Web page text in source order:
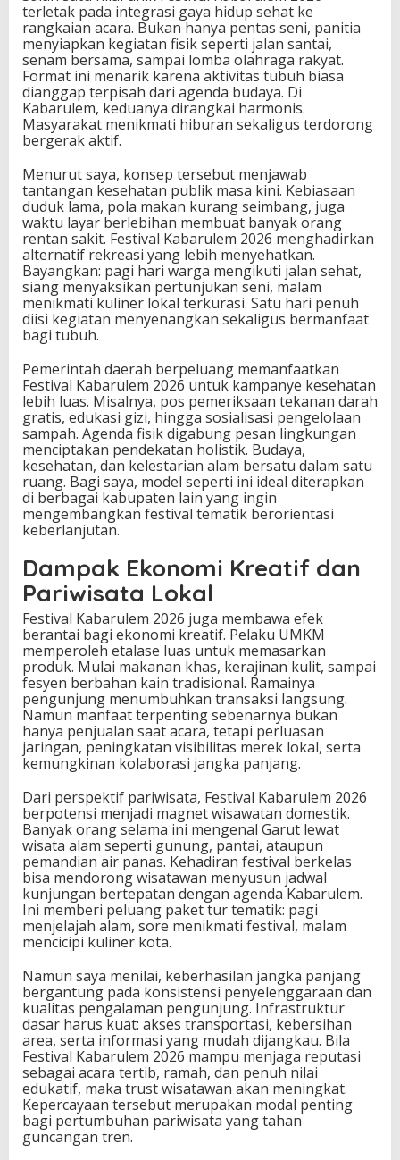
terletak pada integrasi gaya hidup sehat ke
rangkaian acara. Bukan hanya pentas seni, panitia
menyiapkan kegiatan fisik seperti jalan santai,
senam bersama, sampai lomba olahraga rakyat.
Format ini menarik karena aktivitas tubuh biasa
dianggap terpisah dari agenda budaya. Di
Kabarulem, keduanya dirangkai harmonis.
Masyarakat menikmati hiburan sekaligus terdorong
bergerak aktif.
Menurut saya, konsep tersebut menjawab
tantangan kesehatan publik masa kini. Kebiasaan
duduk lama, pola makan kurang seimbang, juga
waktu layar berlebihan membuat banyak orang
rentan sakit. Festival Kabarulem 2026 menghadirkan
alternatif rekreasi yang lebih menyehatkan.
Bayangkan: pagi hari warga mengikuti jalan sehat,
siang menyaksikan pertunjukan seni, malam
menikmati kuliner lokal terkurasi. Satu hari penuh
diisi kegiatan menyenangkan sekaligus bermanfaat
bagi tubuh.
Pemerintah daerah berpeluang memanfaatkan
Festival Kabarulem 2026 untuk kampanye kesehatan
lebih luas. Misalnya, pos pemeriksaan tekanan darah
gratis, edukasi gizi, hingga sosialisasi pengelolaan
sampah. Agenda fisik digabung pesan lingkungan
menciptakan pendekatan holistik. Budaya,
kesehatan, dan kelestarian alam bersatu dalam satu
ruang. Bagi saya, model seperti ini ideal diterapkan
di berbagai kabupaten lain yang ingin
mengembangkan festival tematik berorientasi
keberlanjutan.
Dampak Ekonomi Kreatif dan
Pariwisata Lokal
Festival Kabarulem 2026 juga membawa efek
berantai bagi ekonomi kreatif. Pelaku UMKM
memperoleh etalase luas untuk memasarkan
produk. Mulai makanan khas, kerajinan kulit, sampai
fesyen berbahan kain tradisional. Ramainya
pengunjung menumbuhkan transaksi langsung.
Namun manfaat terpenting sebenarnya bukan
hanya penjualan saat acara, tetapi perluasan
jaringan, peningkatan visibilitas merek lokal, serta
kemungkinan kolaborasi jangka panjang.
Dari perspektif pariwisata, Festival Kabarulem 2026
berpotensi menjadi magnet wisawatan domestik.
Banyak orang selama ini mengenal Garut lewat
wisata alam seperti gunung, pantai, ataupun
pemandian air panas. Kehadiran festival berkelas
bisa mendorong wisatawan menyusun jadwal
kunjungan bertepatan dengan agenda Kabarulem.
Ini memberi peluang paket tur tematik: pagi
menjelajah alam, sore menikmati festival, malam
mencicipi kuliner kota.
Namun saya menilai, keberhasilan jangka panjang
bergantung pada konsistensi penyelenggaraan dan
kualitas pengalaman pengunjung. Infrastruktur
dasar harus kuat: akses transportasi, kebersihan
area, serta informasi yang mudah dijangkau. Bila
Festival Kabarulem 2026 mampu menjaga reputasi
sebagai acara tertib, ramah, dan penuh nilai
edukatif, maka trust wisatawan akan meningkat.
Kepercayaan tersebut merupakan modal penting
bagi pertumbuhan pariwisata yang tahan
guncangan tren.